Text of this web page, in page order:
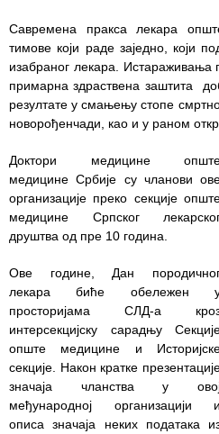
Савремена пракса лекара
тимове који раде заједно, који
изабраног лекара. Истараживања
примарна здраствена заштита
резултате у смањењу стопе
новорођенчади, као и у раном
Доктори медицине
медицине Србије су чланови
организације преко секције
медицине Српског
друштва од пре 10 година.
Ове године, Дан
лекара биће обележен
просторијама СЛД-а
интерсекцијску сарадњу
опште медицине и
секције. Након кратке
значаја чланства у
међународној организацији и
описа значаја неких података
Финансије
/ јавне
набавке
Квалитет
заштите
Документа
ДОКУМЕНТА
ЗАПОСЛЕНЕ
ОГЛАСИ И
КОНКУРСИ
Огласи и
Конкурси
– 2024